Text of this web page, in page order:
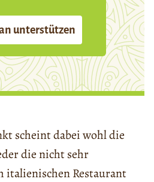
unterstützen
scheint dabei wohl die
die nicht sehr
italienischen Restaurant